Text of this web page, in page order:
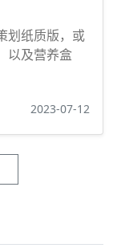
划纸质版，或
以及营养盒
2023-07-12